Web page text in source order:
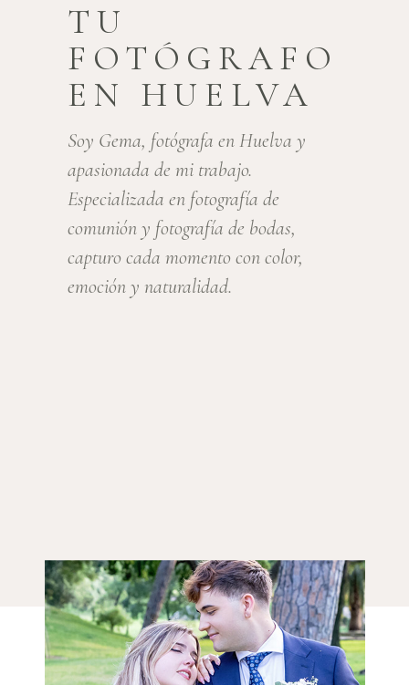
TU
FOTÓGRAFO
EN HUELVA
Soy Gema, fotógrafa en Huelva y
apasionada de mi trabajo.
Especializada en fotografía de
comunión y fotografía de bodas,
capturo cada momento con color,
emoción y naturalidad.